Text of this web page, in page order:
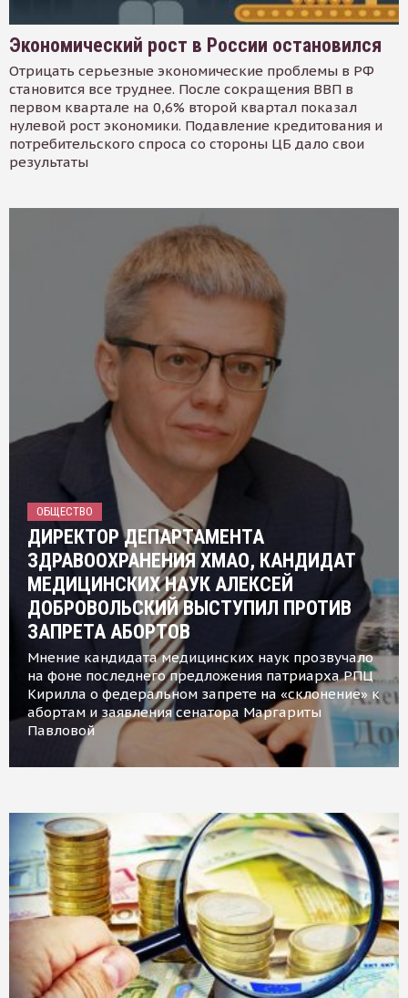
Экономический рост в России остановился
Отрицать серьезные экономические проблемы в РФ
становится все труднее. После сокращения ВВП в
первом квартале на 0,6% второй квартал показал
нулевой рост экономики. Подавление кредитования и
потребительского спроса со стороны ЦБ дало свои
результаты
ОБЩЕСТВО
ДИРЕКТОР ДЕПАРТАМЕНТА
ЗДРАВООХРАНЕНИЯ ХМАО, КАНДИДАТ
МЕДИЦИНСКИХ НАУК АЛЕКСЕЙ
ДОБРОВОЛЬСКИЙ ВЫСТУПИЛ ПРОТИВ
ЗАПРЕТА АБОРТОВ
Мнение кандидата медицинских наук прозвучало
на фоне последнего предложения патриарха РПЦ
Кирилла о федеральном запрете на «склонение» к
абортам и заявления сенатора Маргариты
Павловой